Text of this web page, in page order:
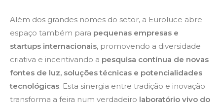
Além dos grandes nomes do setor, a Euroluce abre
espaço também para pequenas empresas e
startups internacionais, promovendo a diversidade
criativa e incentivando a pesquisa contínua de novas
fontes de luz, soluções técnicas e potencialidades
tecnológicas. Esta sinergia entre tradição e inovação
transforma a feira num verdadeiro laboratório vivo do